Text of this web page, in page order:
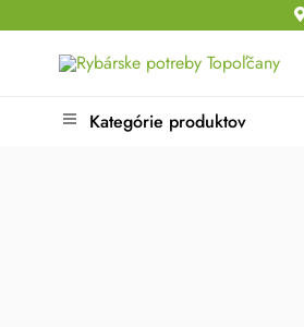
Kategórie produktov